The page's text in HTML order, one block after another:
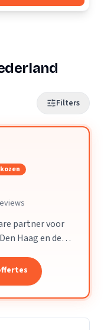
Filters
partner voor
Haag en de
wij ervoor
verloopt.